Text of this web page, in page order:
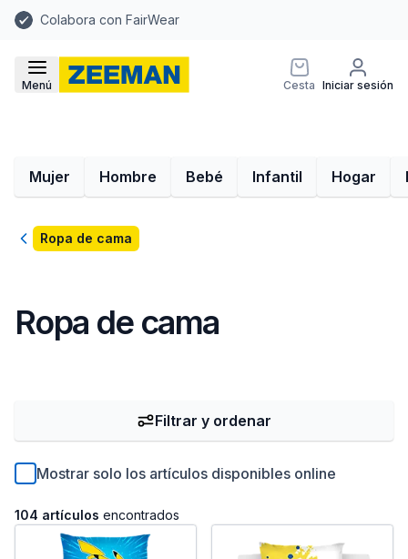
Colabora con FairWear
Menú Cesta Iniciar sesión
Mujer Hombre Bebé Infantil Hogar
VolverRopa de cama
Ropa de cama
Mostrar solo los artículos disponibles online
104 artículos encontrados
Filtrar y ordenar